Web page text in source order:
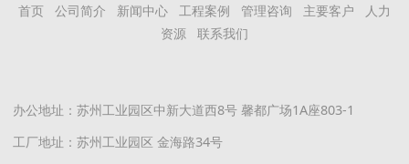
首页 公司简介 新闻中心 工程案例 管理咨询 主要客户
人力
资源
联系我们
办公地址：苏州工业园区中新大道西8号 馨都广场1A座803-1
工厂地址：苏州工业园区 金海路34号